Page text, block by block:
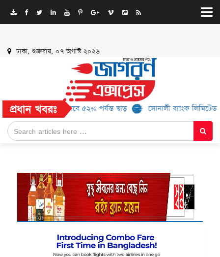
ঢাকা, শুক্রবার, ০৭ অগাস্ট ২০২৬
প্রধান খবরঃ
ব্র্যান্ড, মিলবে ৫২% পর্যন্ত ছাড় সোনালী ব্যাংক লিমিটেড-এর